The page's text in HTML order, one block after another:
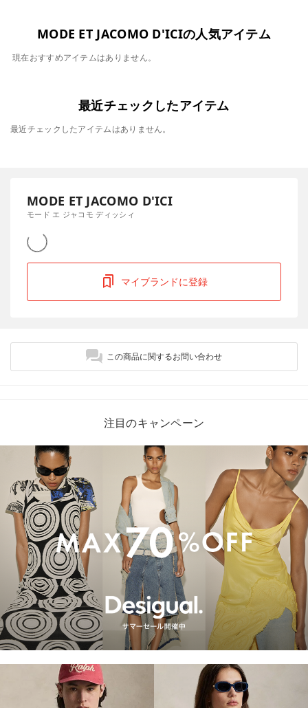
MODE ET JACOMO D'ICIの人気アイテム
現在おすすめアイテムはありません。
最近チェックしたアイテム
最近チェックしたアイテムはありません。
MODE ET JACOMO D'ICI
モード エ ジャコモ ディッシィ
マイブランドに登録
この商品に関するお問い合わせ
注目のキャンペーン